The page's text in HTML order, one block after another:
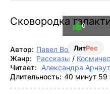
Сковородка
ЛитРес
0
Автор: Павел Волченко
Жанр:
Рассказы /
Читает:
Александра
Длительность: 40 минут 59